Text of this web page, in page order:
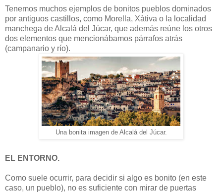
Tenemos muchos ejemplos de bonitos pueblos dominados
por antiguos castillos, como Morella, Xàtiva o la localidad
manchega de Alcalá del Júcar, que además reúne los otros
dos elementos que mencionábamos párrafos atrás
(campanario y río).
Una bonita imagen de Alcalá del Júcar.
EL ENTORNO.
Como suele ocurrir, para decidir si algo es bonito (en este
caso, un pueblo), no es suficiente con mirar de puertas